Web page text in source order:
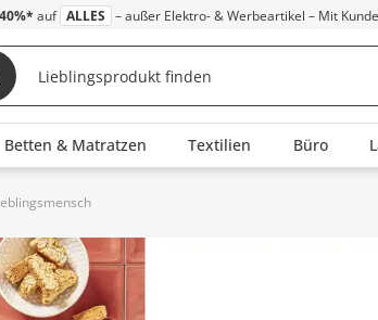
40%* auf ALLES – außer Elektro- & Werbeartikel – Mit
Betten & Matratzen Textilien Büro